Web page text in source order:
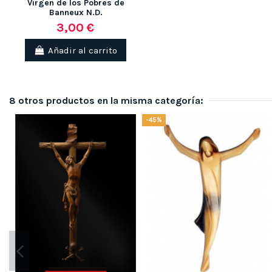
Virgen de los Pobres de
Banneux N.D.
3,00 €
Añadir al carrito
8 otros productos en la misma categoría:
-45%